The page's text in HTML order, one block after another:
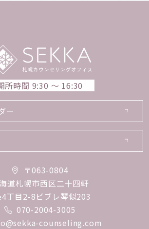
所時間 9:30 〜 16:30
ー
〒063-0804
道札幌市西区二十四軒
丁目2-8ビブレ琴似203
070-2004-3005
counseling.com